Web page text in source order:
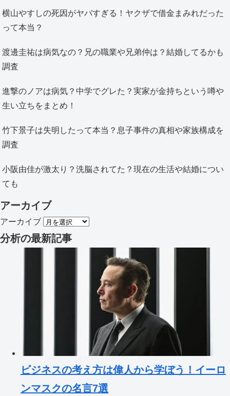
横山やすしの死因がヤバすぎる！ヤクザで借金まみれだった
って本当？
渡邊圭祐は病気なの？兄の職業や兄弟仲は？結婚してるかも
調査
進撃のノアは病気？中学でグレた？実家が金持ちという噂や
生い立ちをまとめ！
竹下景子は失明したって本当？息子事件の真相や家族構成を
調査
小阪由佳が激太り？洗脳されてた？現在の生活や結婚につい
ても
アーカイブ
アーカイブ
分析の最新記事
ビジネスの考え方は偉人から学ぼう！イーロ
ンマスクの名言7選